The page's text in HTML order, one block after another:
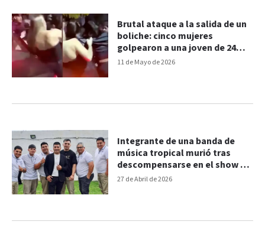
11 de Mayo de 2026
Brutal ataque a la salida de un
boliche: cinco mujeres
golpearon a una joven de 24
años
27 de Abril de 2026
Integrante de una banda de
música tropical murió tras
descompensarse en el show en
un boliche